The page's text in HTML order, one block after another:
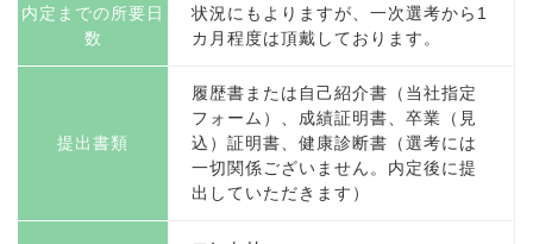
内定までの所要日
数
状況にもよりますが、一次選考から1
カ月程度は頂戴しております。
提出書類
履歴書または自己紹介書（当社指定
フォーム）、成績証明書、卒業（見
込）証明書、健康診断書（選考には
一切関係ございません。内定後に提
出していただきます）